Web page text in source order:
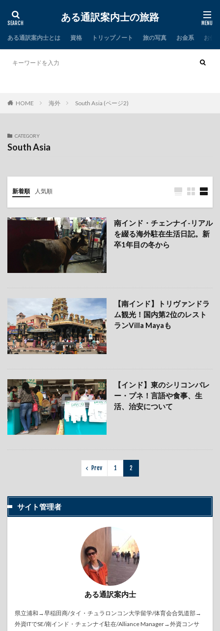
ある通訳案内士の旅路
ある通訳案内士とは 資格 トリップノート 旅の写真 お金系 お仕
HOME 海外 South Asia (ページ2)
CATEGORY
South Asia
新着順 人気順
南インド・チェンナイ-リアル
を綴る海外駐在生活日記。新
卒1年目の冬から
【南インド】トリヴァンドラ
ム観光！国内第2位のレスト
ランVilla Mayaも
【インド】東のシリコンバレ
ー・プネ！言語や食事、生
活、治安について
Prev 1 2
サイト管理者
ある通訳案内士
県立浦和→早稲田商/タイ・チュラロンコン大学留学/体育会合気道部→
外資ITでSE/南インド・チェンナイ駐在/Alliance Manager→外資コンサ